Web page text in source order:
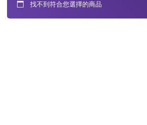
找不到符合您選擇的商品